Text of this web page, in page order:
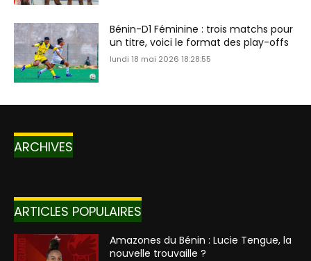
Bénin-D1 Féminine : trois matchs pour
un titre, voici le format des play-offs
lundi 18 mai 2026 18:28:55
ARCHIVES
ARTICLES POPULAIRES
Amazones du Bénin : Lucie Tengue, la
nouvelle trouvaille ?